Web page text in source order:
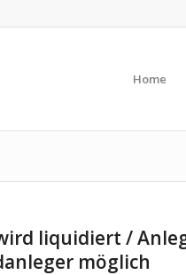
Home
liqui­diert /
mög­lich